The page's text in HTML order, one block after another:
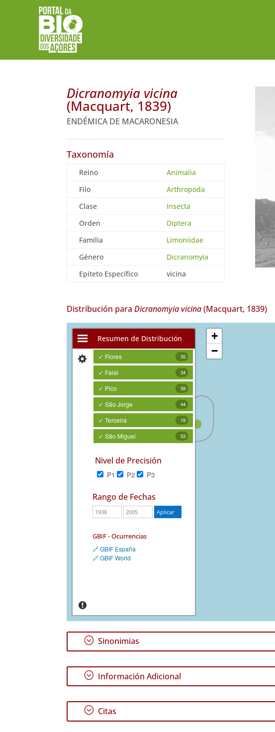
Dicranomyia vicina
(Macquart, 1839)
ENDÉMICA DE MACARONESIA
Taxonomía
Reino
Animalia
Filo
Arthropoda
Clase
Insecta
Orden
Diptera
Familia
Limoniidae
Género
Dicranomyia
Epiteto Específico
vicina
Distribución paraDicranomyia vicina(Macquart, 1839)
Resumen de Distribución
✓ Flores 35
✓ Faial 34
✓ Pico 59
✓ São Jorge 44
✓ Terceira 19
✓ São Miguel 53
Nivel de Precisión
P1 P2 P3
Rango de Fechas
GBIF - Ocurrencias
🔗 GBIF España
🔗 GBIF World
+
−
; Sinonimias
; Información Adicional
; Citas